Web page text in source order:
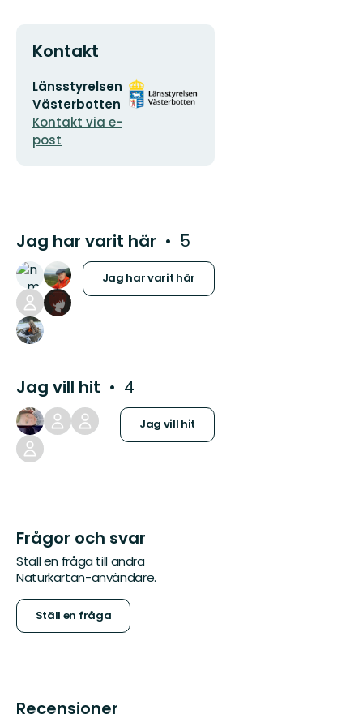
Kontakt
E-
postadress
Länsstyrelsen
Västerbotten
Kontakt via e-
post
Organisationens
logotyp
Jag har varit här 5
Jag har varit här
Jag vill hit 4
Jag vill hit
Frågor och svar
Ställ en fråga till andra
Naturkartan-användare.
Ställ en fråga
Recensioner